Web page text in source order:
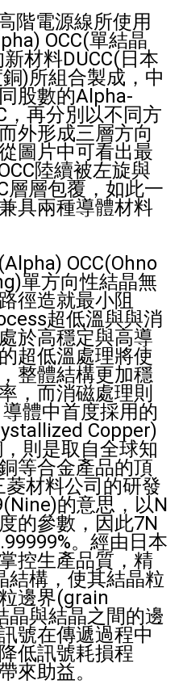
階電源線所使用
OCC(單結晶
材料DUCC(日本
)所組合製成，中
股數的Alpha-
，再分別以不同方
外形成三層方向
圖片中可看出最
陸續被左旋與
層層包覆，如此一
具兩種導體材料
OCC(Ohno
單方向性結晶無
徑造就最小阻
超低溫與與消
於高穩定與高導
超低溫處理將使
整體結構更加穩
，而消磁處理則
體中首度採用的
Copper)
則是取自全球知
等合金產品的頂
材料公司的研發
的意思，以N
的參數，因此7N
。經由日本
控生產品質，精
結構，使其結晶粒
邊界(grain
晶與結晶之間的邊
號在傳遞過程中
低訊號耗損程
來助益。